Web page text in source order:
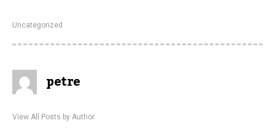
Uncategorized
petre
View All Posts by Author